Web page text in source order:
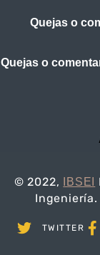
Quejas o
Quejas o
© 2022, IBSEI
Ingeniería.
TWITTER